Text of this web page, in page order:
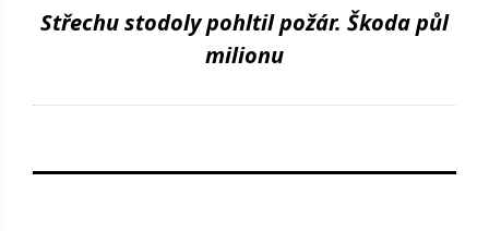
Střechu stodoly pohltil požár. Škoda půl
milionu